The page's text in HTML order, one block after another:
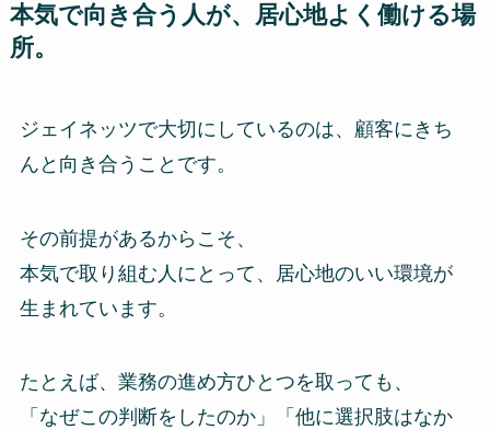
本気で向き合う人が、居心地よく働ける場
所。
ジェイネッツで大切にしているのは、顧客にきち
んと向き合うことです。
その前提があるからこそ、
本気で取り組む人にとって、居心地のいい環境が
生まれています。
たとえば、業務の進め方ひとつを取っても、
「なぜこの判断をしたのか」「他に選択肢はなか